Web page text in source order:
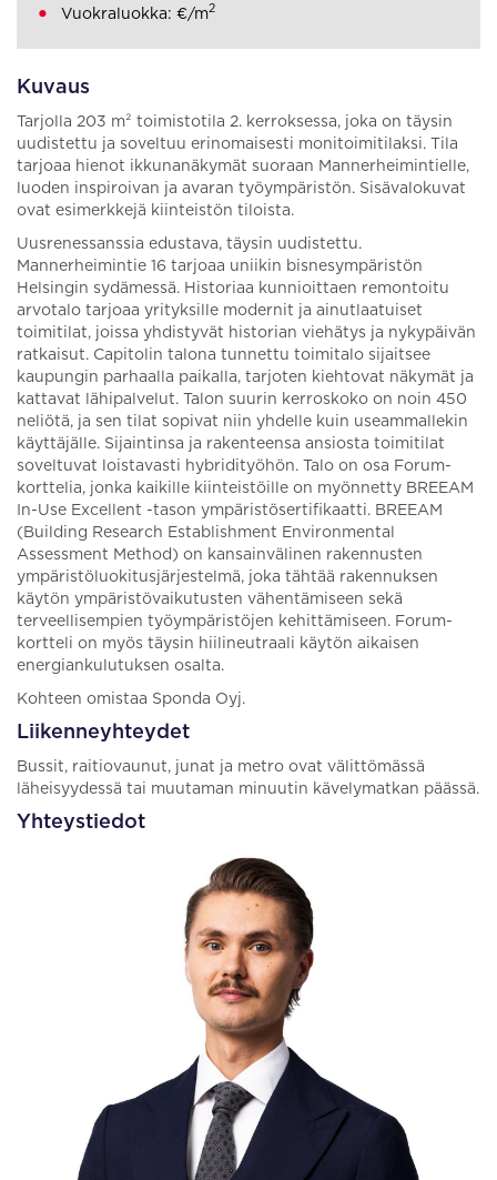
Kuvaus
Tarjolla 203 m² toimistotila 2. kerroksessa, joka on täysin
uudistettu ja soveltuu erinomaisesti monitoimitilaksi. Tila
tarjoaa hienot ikkunanäkymät suoraan Mannerheimintielle,
luoden inspiroivan ja avaran työympäristön. Sisävalokuvat
ovat esimerkkejä kiinteistön tiloista.
Uusrenessanssia edustava, täysin uudistettu.
Mannerheimintie 16 tarjoaa uniikin bisnesympäristön
Helsingin sydämessä. Historiaa kunnioittaen remontoitu
arvotalo tarjoaa yrityksille modernit ja ainutlaatuiset
toimitilat, joissa yhdistyvät historian viehätys ja nykypäivän
ratkaisut. Capitolin talona tunnettu toimitalo sijaitsee
kaupungin parhaalla paikalla, tarjoten kiehtovat näkymät ja
kattavat lähipalvelut. Talon suurin kerroskoko on noin 450
neliötä, ja sen tilat sopivat niin yhdelle kuin useammallekin
käyttäjälle. Sijaintinsa ja rakenteensa ansiosta toimitilat
soveltuvat loistavasti hybridityöhön. Talo on osa Forum-
korttelia, jonka kaikille kiinteistöille on myönnetty BREEAM
In-Use Excellent -tason ympäristösertifikaatti. BREEAM
(Building Research Establishment Environmental
Assessment Method) on kansainvälinen rakennusten
ympäristöluokitusjärjestelmä, joka tähtää rakennuksen
käytön ympäristövaikutusten vähentämiseen sekä
terveellisempien työympäristöjen kehittämiseen. Forum-
kortteli on myös täysin hiilineutraali käytön aikaisen
energiankulutuksen osalta.
Kohteen omistaa Sponda Oyj.
Liikenneyhteydet
Bussit, raitiovaunut, junat ja metro ovat välittömässä
läheisyydessä tai muutaman minuutin kävelymatkan päässä.
Yhteystiedot
Vuokraluokka: €/m2